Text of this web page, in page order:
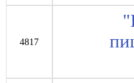
4817